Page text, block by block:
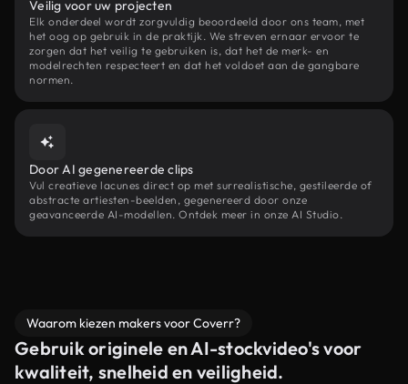
Veilig voor uw projecten
Elk onderdeel wordt zorgvuldig beoordeeld door ons team, met
het oog op gebruik in de praktijk. We streven ernaar ervoor te
zorgen dat het veilig te gebruiken is, dat het de merk- en
modelrechten respecteert en dat het voldoet aan de gangbare
normen.
Door AI gegenereerde clips
Vul creatieve lacunes direct op met surrealistische, gestileerde of
abstracte artiesten-beelden, gegenereerd door onze
geavanceerde AI-modellen. Ontdek meer in onze AI Studio.
Waarom kiezen makers voor Coverr?
Gebruik originele en AI-stockvideo's voor
kwaliteit, snelheid en veiligheid.